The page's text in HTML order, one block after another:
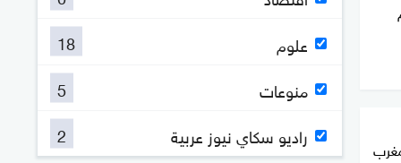
علوم
18
منوعات
5
راديو سكاي نيوز عربية
2